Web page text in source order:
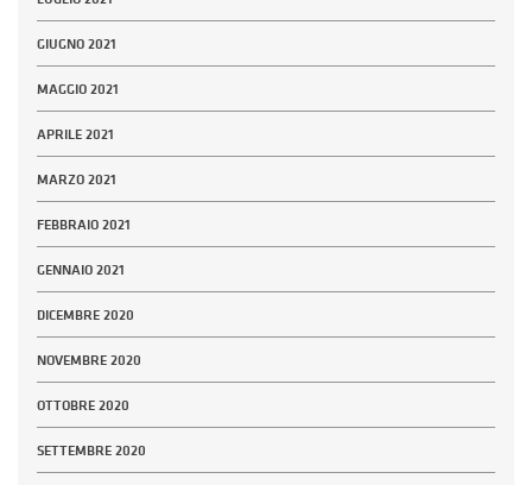
GIUGNO 2021
MAGGIO 2021
APRILE 2021
MARZO 2021
FEBBRAIO 2021
GENNAIO 2021
DICEMBRE 2020
NOVEMBRE 2020
OTTOBRE 2020
SETTEMBRE 2020